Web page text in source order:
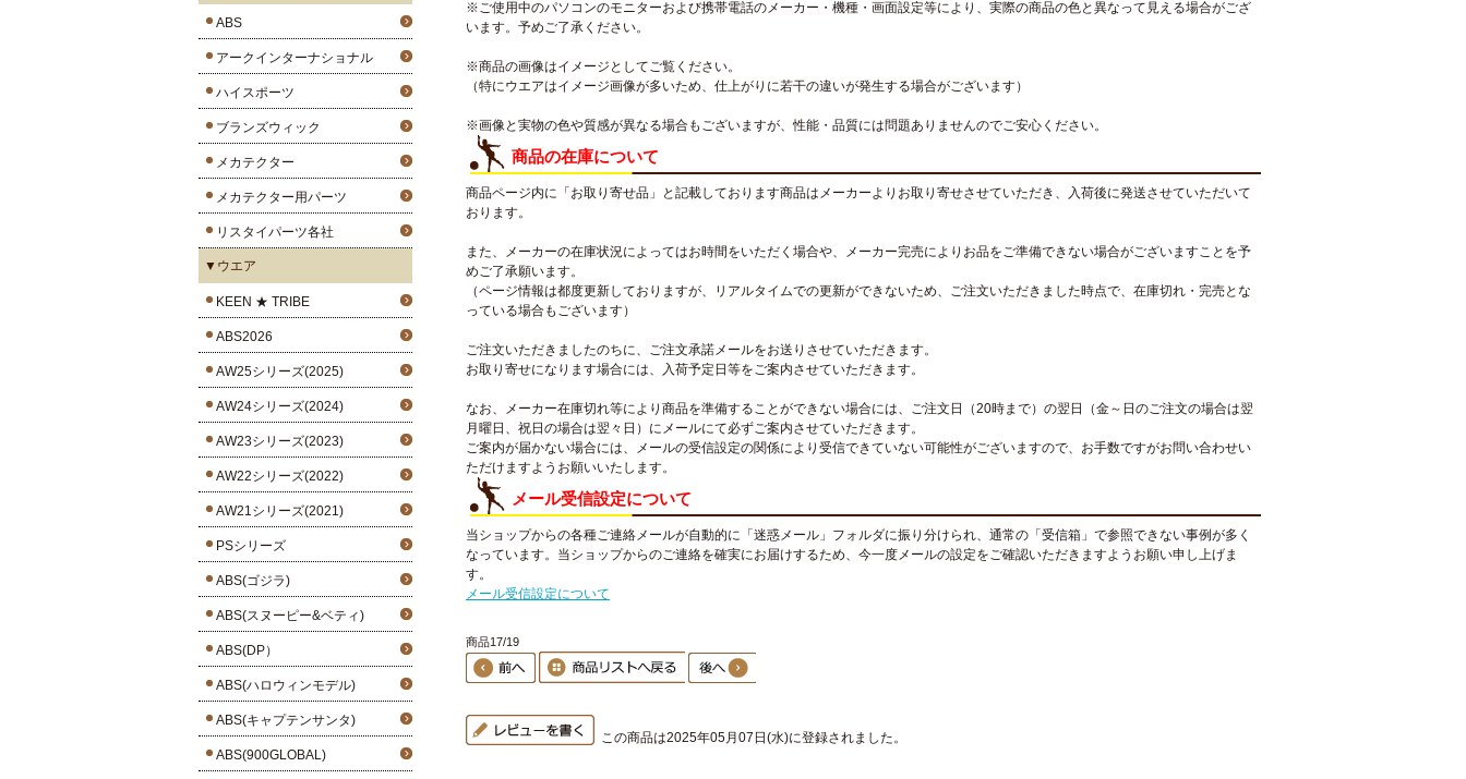
ABS
アークインターナショナル
ハイスポーツ
ブランズウィック
メカテクター
メカテクター用パーツ
リスタイパーツ各社
▼ウエア
KEEN ★ TRIBE
ABS2026
AW25シリーズ(2025)
AW24シリーズ(2024)
AW23シリーズ(2023)
AW22シリーズ(2022)
AW21シリーズ(2021)
PSシリーズ
ABS(ゴジラ)
ABS(スヌーピー&ベティ)
ABS(DP）
ABS(ハロウィンモデル)
ABS(キャプテンサンタ)
ABS(900GLOBAL)
※ご使用中のパソコンのモニターおよび携帯電話のメーカー・機種・画面設定等により、実際の商品の色と異なって見える場合がござ
います。予めご了承ください。
※商品の画像はイメージとしてご覧ください。
（特にウエアはイメージ画像が多いため、仕上がりに若干の違いが発生する場合がございます）
※画像と実物の色や質感が異なる場合もございますが、性能・品質には問題ありませんのでご安心ください。
商品の在庫について
商品ページ内に「お取り寄せ品」と記載しております商品はメーカーよりお取り寄せさせていただき、入荷後に発送させていただいて
おります。
また、メーカーの在庫状況によってはお時間をいただく場合や、メーカー完売によりお品をご準備できない場合がございますことを予
めご了承願います。
（ページ情報は都度更新しておりますが、リアルタイムでの更新ができないため、ご注文いただきました時点で、在庫切れ・完売とな
っている場合もございます）
ご注文いただきましたのちに、ご注文承諾メールをお送りさせていただきます。
お取り寄せになります場合には、入荷予定日等をご案内させていただきます。
なお、メーカー在庫切れ等により商品を準備することができない場合には、ご注文日（20時まで）の翌日（金～日のご注文の場合は翌
月曜日、祝日の場合は翌々日）にメールにて必ずご案内させていただきます。
ご案内が届かない場合には、メールの受信設定の関係により受信できていない可能性がございますので、お手数ですがお問い合わせい
ただけますようお願いいたします。
メール受信設定について
当ショップからの各種ご連絡メールが自動的に「迷惑メール」フォルダに振り分けられ、通常の「受信箱」で参照できない事例が多く
なっています。当ショップからのご連絡を確実にお届けするため、今一度メールの設定をご確認いただきますようお願い申し上げま
す。
メール受信設定について
商品17/19
この商品は2025年05月07日(水)に登録されました。